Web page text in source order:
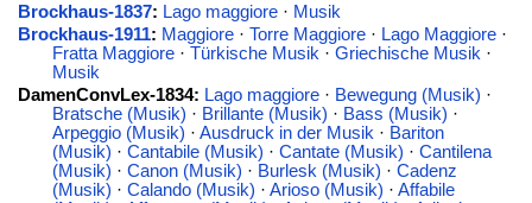
Brockhaus-1837: Lago maggiore· Musik
Brockhaus-1911: Maggiore· Torre Maggiore· Lago Maggiore·
Fratta Maggiore· Türkische Musik · Griechische Musik ·
Musik
DamenConvLex-1834: Lago maggiore· Bewegung (Musik) ·
Bratsche (Musik) · Brillante (Musik) · Bass (Musik) ·
Arpeggio (Musik) · Ausdruck in der Musik · Bariton
(Musik) · Cantabile (Musik) · Cantate (Musik) · Cantilena
(Musik) · Canon (Musik) · Burlesk (Musik) · Cadenz
(Musik) · Calando (Musik) · Arioso (Musik) · Affabile